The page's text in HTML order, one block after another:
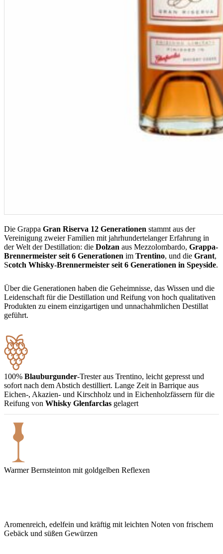
Die Grappa Gran Riserva 12 Generationen stammt aus der
Vereinigung zweier Familien mit jahrhundertelanger Erfahrung in
der Welt der Destillation: die Dolzan aus Mezzolombardo, Grappa-
Brennermeister seit 6 Generationen im Trentino, und die Grant,
Scotch Whisky-Brennermeister seit 6 Generationen in Speyside.
Über die Generationen haben die Geheimnisse, das Wissen und die
Leidenschaft für die Destillation und Reifung von hoch qualitativen
Produkten zu einem einzigartigen und unnachahmlichen Destillat
geführt.
100% Blauburgunder-Trester aus Trentino, leicht gepresst und
sofort nach dem Abstich destilliert. Lange Zeit in Barrique aus
Eichen-, Akazien- und Kirschholz und in Eichenholzfässern für die
Reifung von Whisky Glenfarclas gelagert
Warmer Bernsteinton mit goldgelben Reflexen
Aromenreich, edelfein und kräftig mit leichten Noten von frischem
Gebäck und süßen Gewürzen